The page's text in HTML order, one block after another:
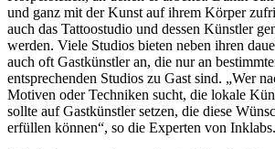
und ganz mit der Kunst auf ihrem Körper
auch das Tattoostudio und dessen Künstler
werden. Viele Studios bieten neben ihren
auch oft Gastkünstler an, die nur an
entsprechenden Studios zu Gast sind. „Wer
Motiven oder Techniken sucht, die lokale
sollte auf Gastkünstler setzen, die diese
erfüllen können“, so die Experten von Inklabs.